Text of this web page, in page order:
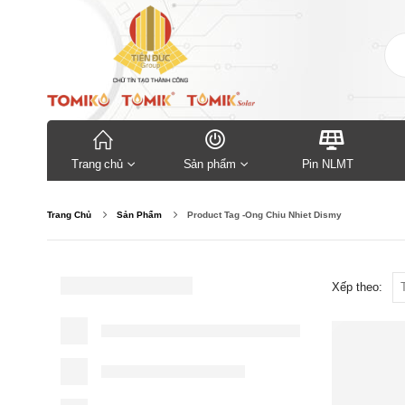
Trang chủ Sản phẩm Pin NLMT
Trang Chủ Sản Phẩm Product Tag -Ong Chiu Nhiet Dismy
Xếp theo: